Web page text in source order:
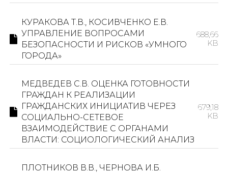
КУРАКОВА Т.В., КОСИВЧЕНКО Е.В.
УПРАВЛЕНИЕ ВОПРОСАМИ
БЕЗОПАСНОСТИ И РИСКОВ «УМНОГО
ГОРОДА»
688,66
KB
МЕДВЕДЕВ С.В. ОЦЕНКА ГОТОВНОСТИ
ГРАЖДАН К РЕАЛИЗАЦИИ
ГРАЖДАНСКИХ ИНИЦИАТИВ ЧЕРЕЗ
СОЦИАЛЬНО-СЕТЕВОЕ
ВЗАИМОДЕЙСТВИЕ С ОРГАНАМИ
ВЛАСТИ: СОЦИОЛОГИЧЕСКИЙ АНАЛИЗ
679,18
KB
ПЛОТНИКОВ В.В., ЧЕРНОВА И.Б.